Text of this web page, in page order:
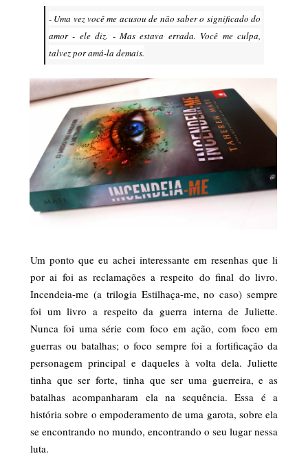
- Uma vez você me acusou de não saber o significado do
amor - ele diz. - Mas estava errada. Você me culpa,
talvez por amá-la demais.
Um ponto que eu achei interessante em resenhas que li
por ai foi as reclamações a respeito do final do livro.
Incendeia-me (a trilogia Estilhaça-me, no caso) sempre
foi um livro a respeito da guerra interna de Juliette.
Nunca foi uma série com foco em ação, com foco em
guerras ou batalhas; o foco sempre foi a fortificação da
personagem principal e daqueles à volta dela. Juliette
tinha que ser forte, tinha que ser uma guerreira, e as
batalhas acompanharam ela na sequência. Essa é a
história sobre o empoderamento de uma garota, sobre ela
se encontrando no mundo, encontrando o seu lugar nessa
luta.